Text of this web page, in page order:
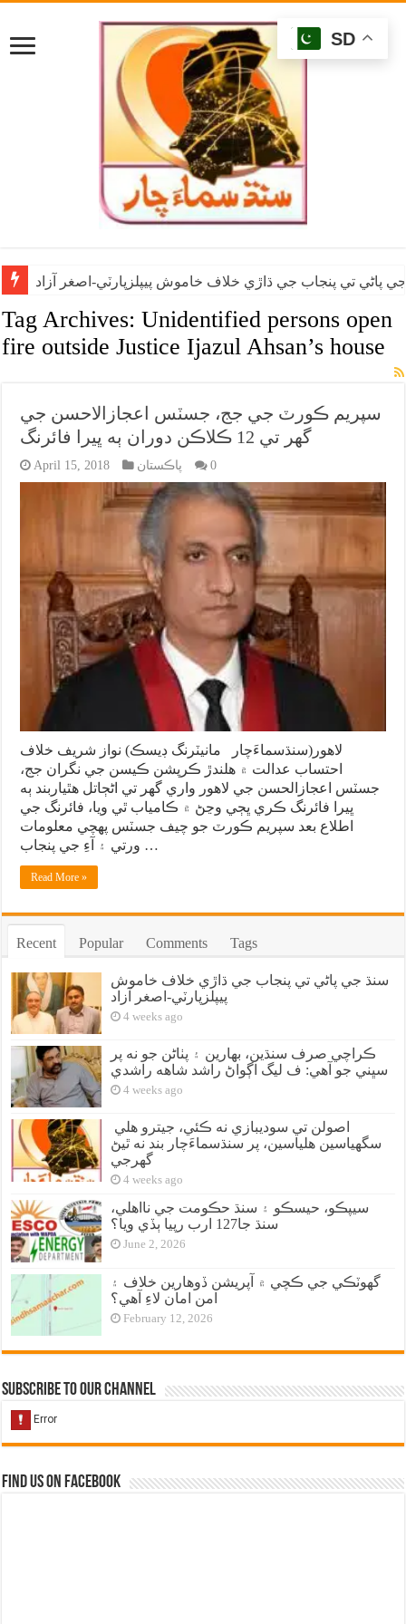
پاڻي تي پنجاب جي ڌاڙي خلاف خاموش پيپلزپارٽي-اصغر آزاد
Tag Archives:Unidentified persons open
fire outside Justice Ijazul Ahsan’s house
سپريم ڪورٽ جي جج، جسٽس اعجازالاحسن جي
گهر تي 12 ڪلاڪن دوران ٻه ڀيرا فائرنگ
April 15, 2018 پاڪستان 0
لاهور(سنڌسماءَچار مانيٽرنگ ڊيسڪ) نواز شريف خلاف
احتساب عدالت ۾ هلندڙ ڪرپشن ڪيسن جي نگران جج،
جسٽس اعجازالحسن جي لاهور واري گهر تي اڻڄاتل هٿياربند ٻه
ڀيرا فائرنگ ڪري ڀڄي وڃڻ ۾ ڪامياب ٿي ويا، فائرنگ جي
اطلاع بعد سپريم ڪورٽ جو چيف جسٽس پهچي معلومات
ورتي ۽ آءِ جي پنجاب …
Read More »
Recent Popular Comments Tags
سنڌ جي پاڻي تي پنجاب جي ڌاڙي خلاف خاموش
پيپلزپارٽي-اصغر آزاد
4 weeks ago
ڪراچي صرف سنڌين، بهارين ۽ پٺاڻن جو نه پر
سڀني جو آهي: ف ليگ اڳواڻ راشد شاهه راشدي
4 weeks ago
سگهياسين هلياسين، پر سنڌسماءَچار بند نه ٿيڻ
گهرجي
4 weeks ago
سيپڪو، حيسڪو ۽ سنڌ حڪومت جي نااهلي،
سنڌ جا127 ارب رپيا ٻڏي ويا؟
June 2, 2026
گهوٽڪي جي ڪچي ۾ آپريشن ڏوهارين خلاف ۽
امن امان لاءِ آهي؟
February 12, 2026
Subscribe to our Channel
Find us on Facebook
SD